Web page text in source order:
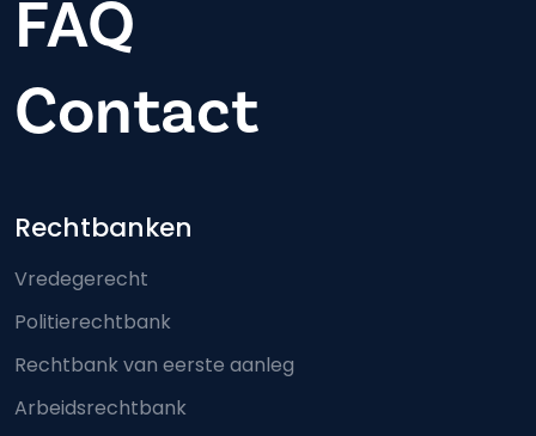
FAQ
Contact
Footer-menu
Rechtbanken
Vredegerecht
Politierechtbank
Rechtbank van eerste aanleg
Arbeidsrechtbank